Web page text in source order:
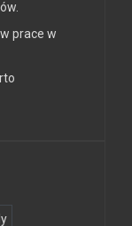
prace w